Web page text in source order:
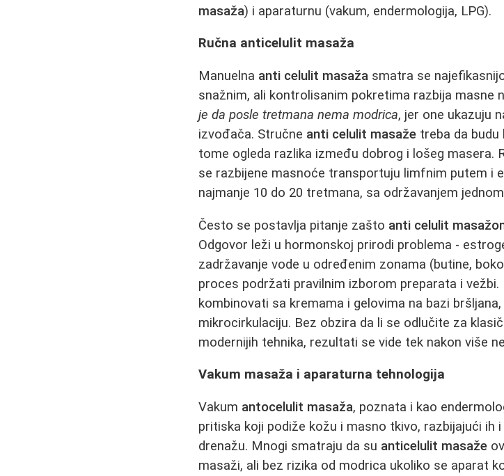
masaža) i aparaturnu (vakum, endermologija, LPG).
Ručna anticelulit masaža
Manuelna anti celulit masaža smatra se
snažnim, ali kontrolisanim pokretima razbija masne
je da posle tretmana nema modrica, jer one ukazuju
izvođača. Stručne anti celulit masaže treba da budu
tome ogleda razlika između dobrog i lošeg masera.
se razbijene masnoće transportuju limfnim putem i
najmanje 10 do 20 tretmana, sa održavanjem
Često se postavlja pitanje zašto anti celulit
Odgovor leži u hormonskoj prirodi problema -
zadržavanje vode u određenim zonama (butine,
proces podržati pravilnim izborom preparata i vežbi.
kombinovati sa kremama i gelovima na bazi
mikrocirkulaciju. Bez obzira da li se odlučite za
modernijih tehnika, rezultati se vide tek nakon više
Vakum masaža i aparaturna tehnologija
Vakum antocelulit masaža, poznata i kao
pritiska koji podiže kožu i masno tkivo, razbijajući ih
drenažu. Mnogi smatraju da su anticelulit masaže
masaži, ali bez rizika od modrica ukoliko se aparat